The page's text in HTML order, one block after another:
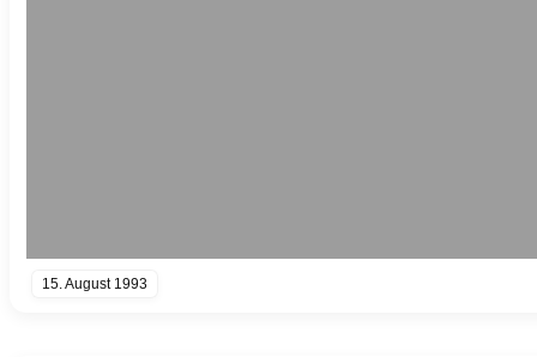
15. August 1993